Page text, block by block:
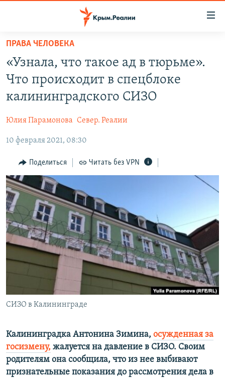
Вернуться
основному
содержанию
главной
навигации
Вернутся
поиску
СПЕЦПРОЕКТЫ
11 ЛЕТ ОККУПАЦИИ КРЫМА. 11 ИСТОРИЙ СОПРОТИВЛЕНИЯ
ЕЩЕ
ИНТЕРАКТИВ
ИНФОГРАФИКА
ТЕЛЕПРОЕКТ КРЫМ.РЕАЛИИ
СОВЕТЫ ПРАВОЗАЩИТНИКОВ
ПРОПАВШИЕ БЕЗ ВЕСТИ
ПОБЕДИТЕЛЕЙ НЕ СУДЯТ?
КРЫМ.НЕПОКОРЕННЫЙ
УКРАИНСКАЯ ПРОБЛЕМА КРЫМА
РАДІО СВОБОДА
КАК ОБОЙТИ БЛОКИРОВКУ
Українською
Qırımtatar
ПРИСОЕДИНЯЙТЕСЬ!
Все сайты RFE/RL
ПРАВА ЧЕЛОВЕКА
«Узнала, что такое ад в тюрьме».
Что происходит в спецблоке
калининградского СИЗО
Юлия Парамонова Север. Реалии
10 февраля 2021, 08:30
Поделиться Читать без VPN
СИЗО в Калининграде
Калининградка Антонина Зимина, осужденная за
госизмену, жалуется на давление в СИЗО. Своим
родителям она сообщила, что из нее выбивают
признательные показания до рассмотрения дела в